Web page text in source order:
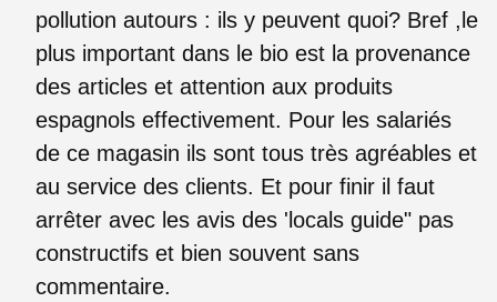
pollution autours : ils y peuvent quoi? Bref ,le
plus important dans le bio est la provenance
des articles et attention aux produits
espagnols effectivement. Pour les salariés
de ce magasin ils sont tous très agréables et
au service des clients. Et pour finir il faut
arrêter avec les avis des 'locals guide" pas
constructifs et bien souvent sans
commentaire.